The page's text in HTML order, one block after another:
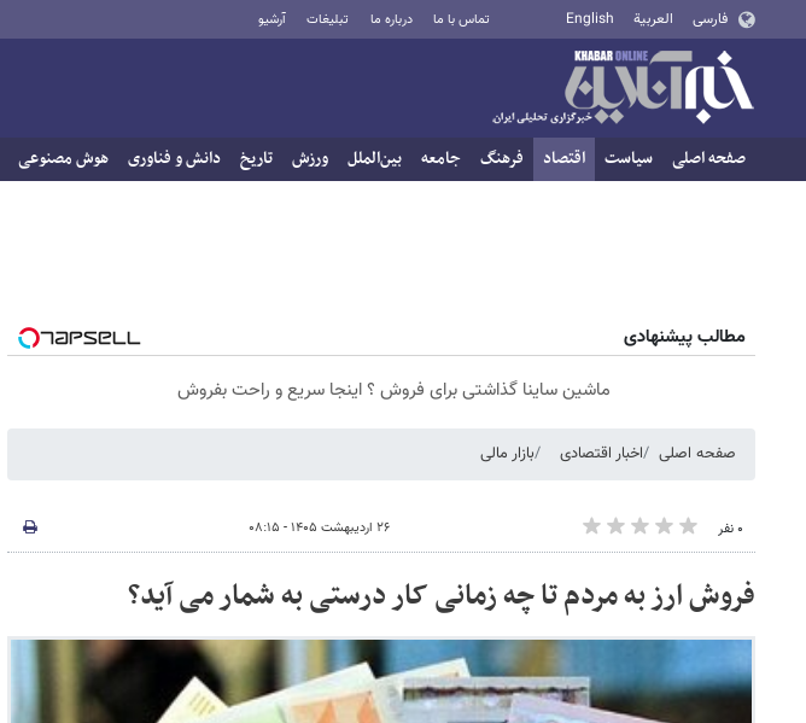
فارسی العربية English تماس با ما درباره ما تبلیغات آرشیو
صفحه اصلی سیاست اقتصاد فرهنگ جامعه بین‌الملل ورزش تاریخ دانش و فناوری هوش مصنوعی
مطالب پیشنهادی
ماشین ساینا گذاشتی برای فروش ؟ اینجا سریع و راحت بفروش
صفحه اصلی اخبار اقتصادی بازار مالی
۰ نفر ۲۶ اردیبهشت ۱۴۰۵ - ۰۸:۱۵
فروش ارز به مردم تا چه زمانی کار درستی به شمار می آید؟